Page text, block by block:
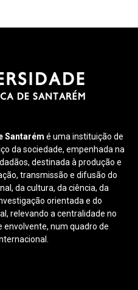
Santarém é uma instituição de
da sociedade, empenhada na
destinada à produção e
transmissão e difusão do
da cultura, da ciência, da
orientada e do
relevando a centralidade no
num quadro de